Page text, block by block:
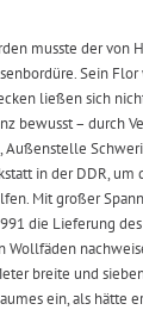
musste der von
Sein
ließen sich
bewusst – durch
in der DDR, um
Mit großer
die Lieferung
Wollfäden
breite und
ein, als hätte